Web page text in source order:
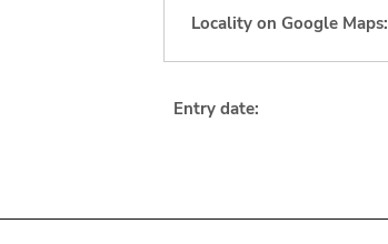
Locality on Google Maps:
Entry date: